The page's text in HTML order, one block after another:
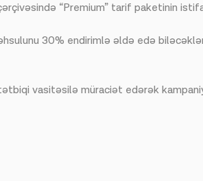
“Premium” tarif paketinin
30% endirimlə əldə edə
vasitəsilə müraciət edərək